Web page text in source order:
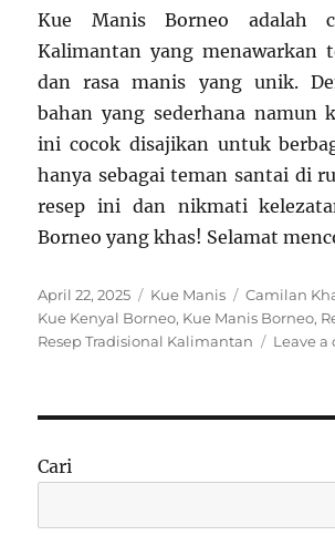
Kue Manis Borneo adalah
Kalimantan yang menawarkan
dan rasa manis yang unik.
bahan yang sederhana namun
ini cocok disajikan untuk
hanya sebagai teman santai di
resep ini dan nikmati
Borneo yang khas! Selamat
Posted
on
April 22, 2025 Categories
Kue Manis Tags
Camilan
Kue Kenyal Borneo, Kue Manis Borneo,
Resep Tradisional Kalimantan
Leave
Cari